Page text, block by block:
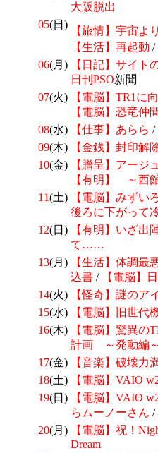
大阪脱出
05(日)
【旅情】宇宙よ
【生活】再起動 /
06(月) 【日記】サイト
日刊 PSO新聞
07(火) 【電脳】TR1に
【電脳】恐竜仲
08(水) 【仕事】あらら /
09(木) 【金銭】封印解
10(金)
【贈呈】アージ
【有明】 ～西
11(土) 【電脳】みずい
後ろに下がって
12(日) 【有明】いざ出
て……
13(月) 【生活】体調最
込書 / 【電脳】
14(火) 【怪奇】 謎のア
15(水) 【電脳】旧世代
16(木) 【電脳】驚異の
計画 ～発動編～
17(金) 【音楽】破壊力
18(土)
【電脳】VAIO
19(日) 【電脳】VAIO
らムーノーさん /
20(月) 【電脳】祝！
Dream